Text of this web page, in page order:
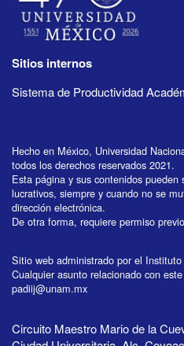
Sitios internos
Sistema de Productividad
Hecho en México, Universidad
todos los derechos reservados 2021.
Esta página y sus contenidos pueden
lucrativos, siempre y cuando no se
dirección electrónica.
De otra forma, requiere permiso
Sitio web administrado por el
Cualquier asunto relacionado con
padiij@unam.mx
Circuito Maestro Mario de la